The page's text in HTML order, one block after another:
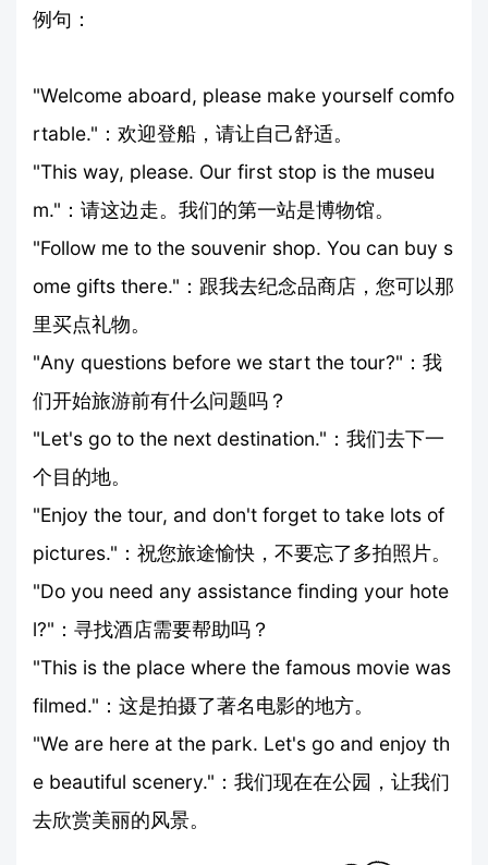
例句：
"Welcome aboard, please make yourself comfo
rtable."：欢迎登船，请让自己舒适。
"This way, please. Our first stop is the museu
m."：请这边走。我们的第一站是博物馆。
"Follow me to the souvenir shop. You can buy s
ome gifts there."：跟我去纪念品商店，您可以那
里买点礼物。
"Any questions before we start the tour?"：我
们开始旅游前有什么问题吗？
"Let's go to the next destination."：我们去下一
个目的地。
"Enjoy the tour, and don't forget to take lots of
pictures."：祝您旅途愉快，不要忘了多拍照片。
"Do you need any assistance finding your hote
l?"：寻找酒店需要帮助吗？
"This is the place where the famous movie was
filmed."：这是拍摄了著名电影的地方。
"We are here at the park. Let's go and enjoy th
e beautiful scenery."：我们现在在公园，让我们
去欣赏美丽的风景。